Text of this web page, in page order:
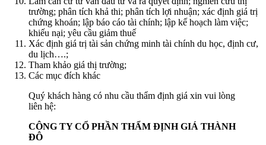
trường; phân tích khả thi; phân tích lợi nhuận; xác định giá trị
chứng khoán; lập báo cáo tài chính; lập kế hoạch làm việc;
khiếu nại; yêu cầu giảm thuế
Xác định giá trị tài sản chứng minh tài chính du học, định cư,
du lịch….;
Tham khảo giá thị trường;
Các mục đích khác
Quý khách hàng có nhu cầu thẩm định giá xin vui lòng
liên hệ:
CÔNG TY CỔ PHẦN THẨM ĐỊNH GIÁ THÀNH
ĐÔ